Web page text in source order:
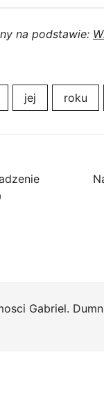
na podstawie:
jej roku
Gabriel.